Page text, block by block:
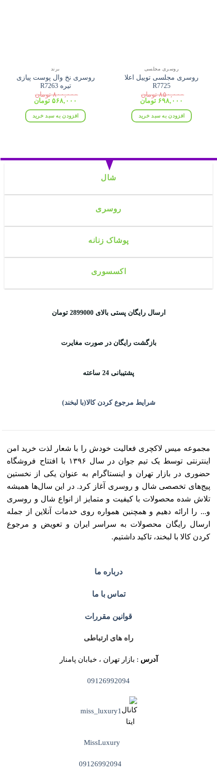
روسری مجلسی
روسری مجلسی توییل اعلا
R7725
۸۵۰,۰۰۰ تومان
قیمت
۸۵۰,۰۰۰ تومان
بود.
۶۹۸,۰۰۰ تومان
۶۹۸,۰۰۰ تومان. افزودن به سبد خرید
برند
روسری نخ وال پوست پیازی
تیره R7263
۸۰۰,۰۰۰ تومان
قیمت
۸۰۰,۰۰۰ تومان
بود.
۵۶۸,۰۰۰ تومان
۵۶۸,۰۰۰ تومان. افزودن به سبد خرید
شال
روسری
پوشاک زنانه
اکسسوری
ارسال رایگان پستی بالای 2899000 تومان
بازگشت رایگان در صورت مغایرت
پشتیبانی 24 ساعته
شرایط مرجوع کردن کالا(با لبخند)
مجموعه میس لاکچری فعالیت خودش را با شعار لذت خرید امن
اینترنتی توسط یک تیم جوان در سال ۱۳۹۶ با افتتاح فروشگاه
حضوری در بازار تهران و اینستاگرام به عنوان یکی از نخستین
پیج‌های تخصصی شال و روسری آغاز کرد. در این سال‌ها همیشه
تلاش شده محصولات با کیفیت و متمایز از انواع شال و روسری
و... را ارائه دهیم و همچنین همواره روی خدمات آنلاین از جمله
ارسال رایگان محصولات به سراسر ایران و تعویض و مرجوع
کردن کالا با لبخند، تاکید داشتیم.
درباره ما
تماس با ما
قوانین مقررات
راه های ارتباطی
آدرس : بازار تهران ، خیابان پامنار
09126992094
miss_luxury1
MissLuxury
09126992094